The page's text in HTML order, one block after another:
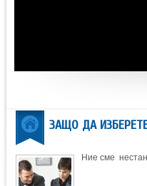
ЗАЩО ДА
Ние сме